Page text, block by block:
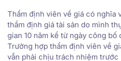
Thẩm định viên về giá có nghĩa
thẩm định giá tài sản do mình
gian 10 năm kể từ ngày công
Trường hợp thẩm định viên về
vẫn phải chịu trách nhiệm trước